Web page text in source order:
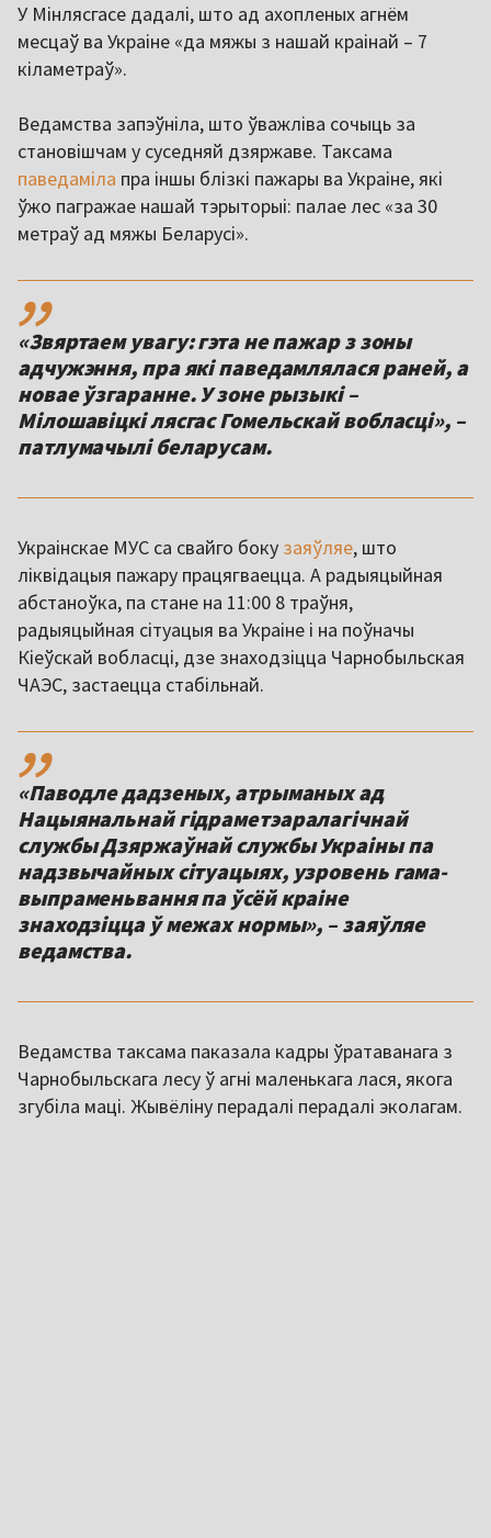
У Мінлясгасе дадалі, што ад ахопленых агнём
месцаў ва Украіне «да мяжы з нашай краінай – 7
кіламетраў».
Ведамства запэўніла, што ўважліва сочыць за
становішчам у суседняй дзяржаве. Таксама
паведаміла пра іншы блізкі пажары ва Украіне, які
ўжо пагражае нашай тэрыторыі: палае лес «за 30
метраў ад мяжы Беларусі».
,,
«Звяртаем увагу: гэта не пажар з зоны
адчужэння, пра які паведамлялася раней, а
новае ўзгаранне. У зоне рызыкі –
Мілошавіцкі лясгас Гомельскай вобласці», –
патлумачылі беларусам.
Украінскае МУС са свайго боку заяўляе, што
ліквідацыя пажару працягваецца. А радыяцыйная
абстаноўка, па стане на 11:00 8 траўня,
радыяцыйная сітуацыя ва Украіне і на поўначы
Кіеўскай вобласці, дзе знаходзіцца Чарнобыльская
ЧАЭС, застаецца стабільнай.
,,
«Паводле дадзеных, атрыманых ад
Нацыянальнай гідраметэаралагічнай
службы Дзяржаўнай службы Украіны па
надзвычайных сітуацыях, узровень гама-
выпраменьвання па ўсёй краіне
знаходзіцца ў межах нормы», – заяўляе
ведамства.
Ведамства таксама паказала кадры ўратаванага з
Чарнобыльскага лесу ў агні маленькага лася, якога
згубіла маці. Жывёліну перадалі перадалі эколагам.